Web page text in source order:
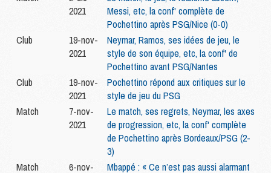
2021
Messi, etc, la conf' complète de
Pochettino après PSG/Nice (0-0)
Club
19-nov-
2021
Neymar, Ramos, ses idées de jeu, le
style de son équipe, etc, la conf' de
Pochettino avant PSG/Nantes
Club
19-nov-
2021
Pochettino répond aux critiques sur le
style de jeu du PSG
Match
7-nov-
2021
Le match, ses regrets, Neymar, les axes
de progression, etc, la conf' complète
de Pochettino après Bordeaux/PSG (2-
3)
Match
6-nov-
Mbappé : « Ce n’est pas aussi alarmant